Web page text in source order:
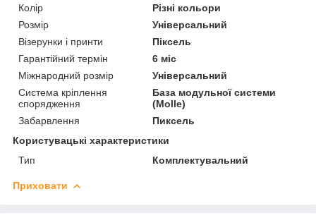
Колір
Різні кольори
Розмір
Універсальний
Візерунки і принти
Піксель
Гарантійний термін
6 міс
Міжнародний розмір
Універсальний
Система кріплення
спорядження
База модульної системи
(Molle)
Забарвлення
Пиксель
Користувацькі характеристики
Тип
Комплектувальний
Приховати